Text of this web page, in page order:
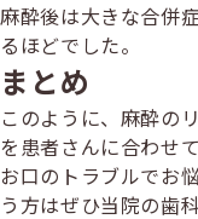
麻酔後は大きな合併
るほどでした。
まとめ
このように、麻酔の
を患者さんに合わせ
お口のトラブルでお
う方はぜひ当院の歯